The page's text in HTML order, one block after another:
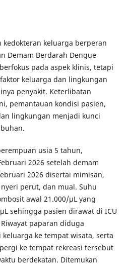
kedokteran keluarga berperan
Demam Berdarah Dengue
pada aspek klinis, tetapi
keluarga dan lingkungan
penyakit. Keterlibatan
pemantauan kondisi pasien,
lingkungan menjadi kunci
usia 5 tahun,
2026 setelah demam
2026 disertai mimisan,
perut, dan mual. Suhu
awal 21.000/µL yang
sehingga pasien dirawat di ICU
paparan diduga
ke tempat wisata, serta
ke tempat rekreasi tersebut
berdekatan. Ditemukan